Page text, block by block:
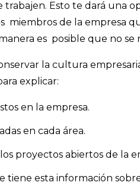
Esto te dará una
miembros de la empresa
es posible que no se
la cultura
explicar:
en la empresa.
en cada área.
proyectos abiertos de la
tiene esta información